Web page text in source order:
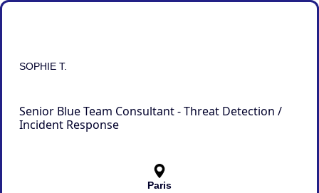
SOPHIE T.
Senior Blue Team Consultant - Threat Detection /
Incident Response
Paris